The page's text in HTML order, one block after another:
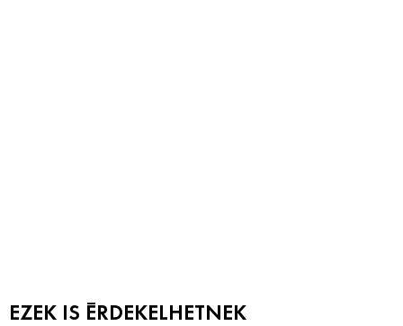
EZEK IS ÉRDEKELHETNEK